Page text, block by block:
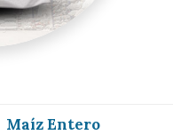
Maíz Entero